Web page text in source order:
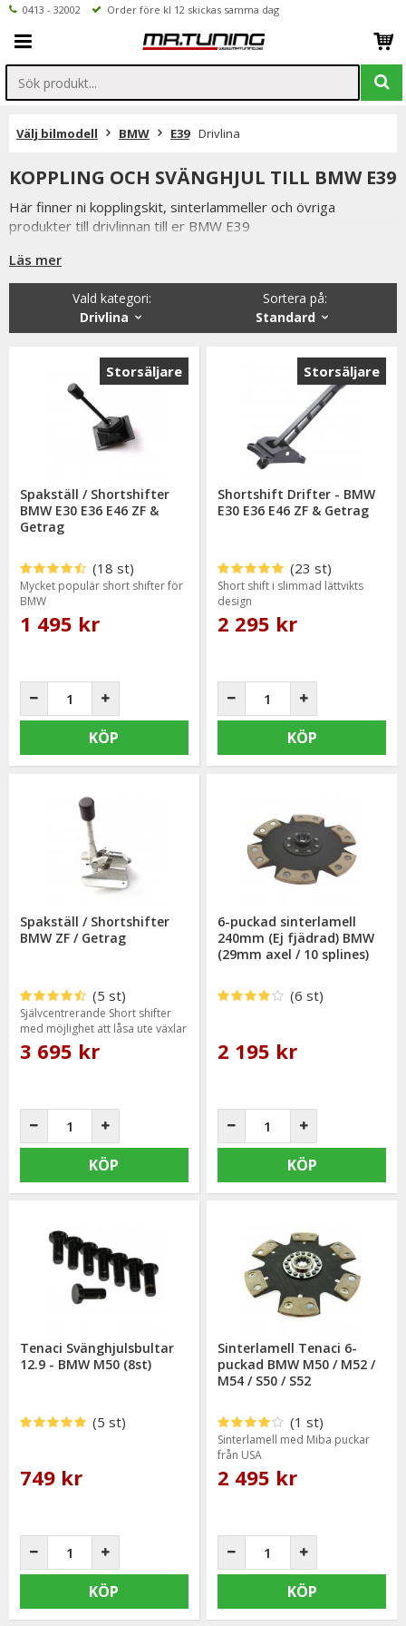
0413 - 32002 Order före kl 12 skickas samma dag
Välj bilmodell BMW E39 Drivlina
KOPPLING OCH SVÄNGHJUL TILL BMW E39
Här finner ni kopplingskit, sinterlammeller och övriga
produkter till drivlinnan till er BMW E39
Läs mer
Sortera på:
Standard
Vald kategori:
Drivlina
Storsäljare
Spakställ / Shortshifter
BMW E30 E36 E46 ZF &
Getrag
(18 st)
Mycket populär short shifter för
BMW
1 495 kr
KÖP
Storsäljare
Shortshift Drifter - BMW
E30 E36 E46 ZF & Getrag
(23 st)
Short shift i slimmad lättvikts
design
2 295 kr
KÖP
Spakställ / Shortshifter
BMW ZF / Getrag
(5 st)
Självcentrerande Short shifter
med möjlighet att låsa ute växlar
3 695 kr
KÖP
6-puckad sinterlamell
240mm (Ej fjädrad) BMW
(29mm axel / 10 splines)
(6 st)
2 195 kr
KÖP
Tenaci Svänghjulsbultar
12.9 - BMW M50 (8st)
(5 st)
749 kr
KÖP
Sinterlamell Tenaci 6-
puckad BMW M50 / M52 /
M54 / S50 / S52
(1 st)
Sinterlamell med Miba puckar
från USA
2 495 kr
KÖP